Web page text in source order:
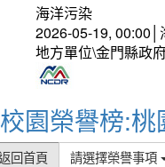
海洋污染
2026-05-19, 00:00│
地方單位\金門縣政
校園榮譽榜:
回首頁 請選擇榮譽事項